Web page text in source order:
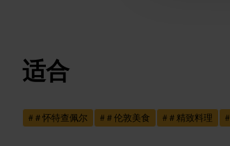
适合
# ＃怀特查佩尔 # ＃伦敦美食 # ＃精致料理 #